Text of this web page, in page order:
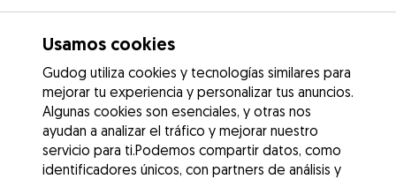
Usamos cookies
Gudog utiliza cookies y tecnologías similares para
mejorar tu experiencia y personalizar tus anuncios.
Algunas cookies son esenciales, y otras nos
ayudan a analizar el tráfico y mejorar nuestro
servicio para ti.Podemos compartir datos, como
identificadores únicos, con partners de análisis y